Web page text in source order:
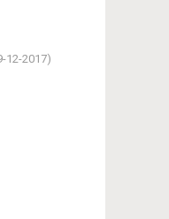
12-2017)